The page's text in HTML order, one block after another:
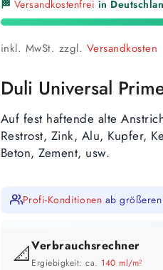
🏁 Versandkostenfrei in
inkl. MwSt. zzgl. Versandkosten
Duli Universal
Auf fest haftende alte
Restrost, Zink, Alu, Kupfer,
Beton, Zement, usw.
Profi-Konditionen ab
📐Verbrauchsrechner
Ergiebigkeit: ca. 140 ml/m²